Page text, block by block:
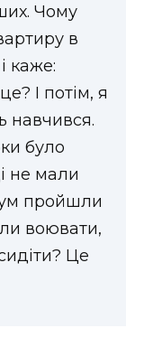
Чому
в
каже:
І потім, я
навчився.
було
не мали
пройшли
воювати,
Це